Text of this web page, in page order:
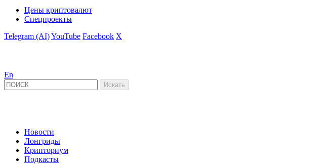
Цены криптовалют
Спецпроекты
Telegram (AI)YouTube Facebook X
En
Новости
Лонгриды
Крипториум
Подкасты